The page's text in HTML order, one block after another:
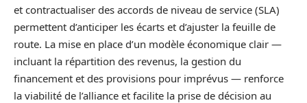
et contractualiser des accords de niveau de service (SLA)
permettent d’anticiper les écarts et d’ajuster la feuille de
route. La mise en place d’un modèle économique clair —
incluant la répartition des revenus, la gestion du
financement et des provisions pour imprévus — renforce
la viabilité de l’alliance et facilite la prise de décision au